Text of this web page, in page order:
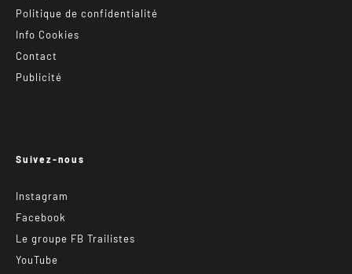
Politique de confidentialité
Info Cookies
Contact
Publicité
Suivez-nous
Instagram
Facebook
Le groupe FB Trailistes
YouTube